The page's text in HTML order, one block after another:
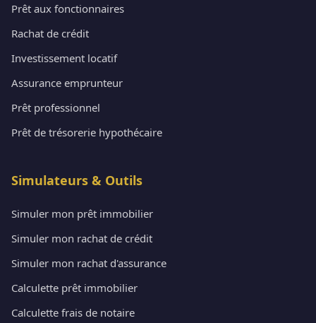
Prêt aux fonctionnaires
Rachat de crédit
Investissement locatif
Assurance emprunteur
Prêt professionnel
Prêt de trésorerie hypothécaire
Simulateurs & Outils
Simuler mon prêt immobilier
Simuler mon rachat de crédit
Simuler mon rachat d'assurance
Calculette prêt immobilier
Calculette frais de notaire